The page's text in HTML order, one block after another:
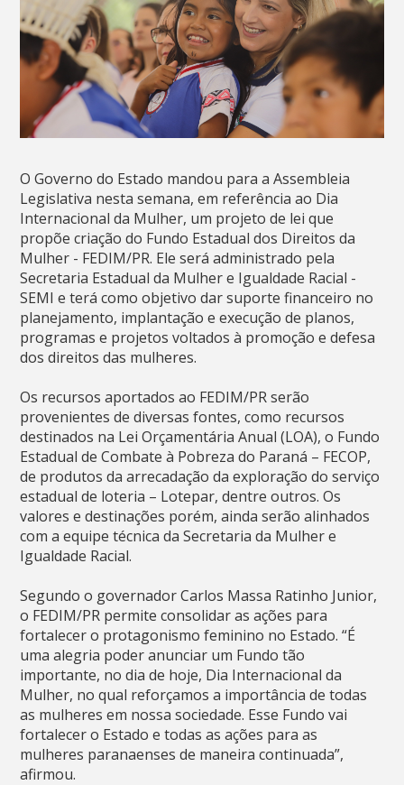
O Governo do Estado mandou para a Assembleia
Legislativa nesta semana, em referência ao Dia
Internacional da Mulher, um projeto de lei que
propõe criação do Fundo Estadual dos Direitos da
Mulher - FEDIM/PR. Ele será administrado pela
Secretaria Estadual da Mulher e Igualdade Racial -
SEMI e terá como objetivo dar suporte financeiro no
planejamento, implantação e execução de planos,
programas e projetos voltados à promoção e defesa
dos direitos das mulheres.
Os recursos aportados ao FEDIM/PR serão
provenientes de diversas fontes, como recursos
destinados na Lei Orçamentária Anual (LOA), o Fundo
Estadual de Combate à Pobreza do Paraná – FECOP,
de produtos da arrecadação da exploração do serviço
estadual de loteria – Lotepar, dentre outros. Os
valores e destinações porém, ainda serão alinhados
com a equipe técnica da Secretaria da Mulher e
Igualdade Racial.
Segundo o governador Carlos Massa Ratinho Junior,
o FEDIM/PR permite consolidar as ações para
fortalecer o protagonismo feminino no Estado. “É
uma alegria poder anunciar um Fundo tão
importante, no dia de hoje, Dia Internacional da
Mulher, no qual reforçamos a importância de todas
as mulheres em nossa sociedade. Esse Fundo vai
fortalecer o Estado e todas as ações para as
mulheres paranaenses de maneira continuada”,
afirmou.